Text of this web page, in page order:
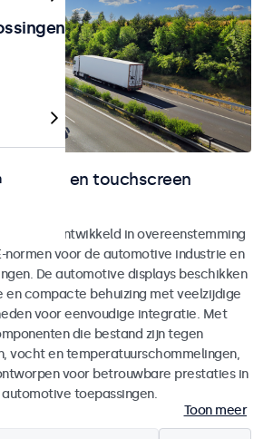
en touchscreen
ontwikkeld in overeenstemming
normen voor de automotive industrie en
De automotive displays beschikken
en compacte behuizing met veelzijdige
voor eenvoudige integratie. Met
die bestand zijn tegen
vocht en temperatuurschommelingen,
voor betrouwbare prestaties in
toepassingen.
Toon meer